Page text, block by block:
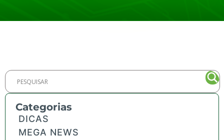
Categorias
DICAS
MEGA NEWS